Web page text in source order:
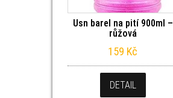
Usn barel na pití 900ml –
růžová
159 Kč
DETAIL